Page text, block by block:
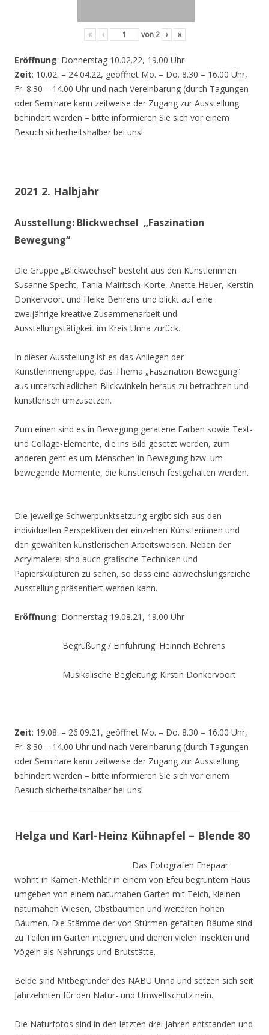
« ‹ von 2 › »
Eröffnung: Donnerstag 10.02.22, 19.00 Uhr
Zeit: 10.02. – 24.04.22, geöffnet Mo. – Do. 8.30 – 16.00 Uhr,
Fr. 8.30 – 14.00 Uhr und nach Vereinbarung (durch Tagungen
oder Seminare kann zeitweise der Zugang zur Ausstellung
behindert werden – bitte informieren Sie sich vor einem
Besuch sicherheitshalber bei uns!
2021 2. Halbjahr
Ausstellung: Blickwechsel „Faszination
Bewegung“
Die Gruppe „Blickwechsel“ besteht aus den Künstlerinnen
Susanne Specht, Tania Mairitsch-Korte, Anette Heuer, Kerstin
Donkervoort und Heike Behrens und blickt auf eine
zweijährige kreative Zusammenarbeit und
Ausstellungstätigkeit im Kreis Unna zurück.
In dieser Ausstellung ist es das Anliegen der
Künstlerinnengruppe, das Thema „Faszination Bewegung“
aus unterschiedlichen Blickwinkeln heraus zu betrachten und
künstlerisch umzusetzen.
Zum einen sind es in Bewegung geratene Farben sowie Text-
und Collage-Elemente, die ins Bild gesetzt werden, zum
anderen geht es um Menschen in Bewegung bzw. um
bewegende Momente, die künstlerisch festgehalten werden.
Die jeweilige Schwerpunktsetzung ergibt sich aus den
individuellen Perspektiven der einzelnen Künstlerinnen und
den gewählten künstlerischen Arbeitsweisen. Neben der
Acrylmalerei sind auch grafische Techniken und
Papierskulpturen zu sehen, so dass eine abwechslungsreiche
Ausstellung präsentiert werden kann.
Eröffnung: Donnerstag 19.08.21, 19.00 Uhr
Begrüßung / Einführung: Heinrich Behrens
Musikalische Begleitung: Kirstin Donkervoort
Zeit: 19.08. – 26.09.21, geöffnet Mo. – Do. 8.30 – 16.00 Uhr,
Fr. 8.30 – 14.00 Uhr und nach Vereinbarung (durch Tagungen
oder Seminare kann zeitweise der Zugang zur Ausstellung
behindert werden – bitte informieren Sie sich vor einem
Besuch sicherheitshalber bei uns!
Helga und Karl-Heinz Kühnapfel – Blende 80
Das Fotografen Ehepaar
wohnt in Kamen-Methler in einem von Efeu begrüntem Haus
umgeben von einem naturnahen Garten mit Teich, kleinen
naturnahen Wiesen, Obstbäumen und weiteren hohen
Bäumen. Die Stämme der von Stürmen gefällten Bäume sind
zu Teilen im Garten integriert und dienen vielen Insekten und
Vögeln als Nahrungs-und Brutstätte.
Beide sind Mitbegründer des NABU Unna und setzen sich seit
Jahrzehnten für den Natur- und Umweltschutz nein.
Die Naturfotos sind in den letzten drei Jahren entstanden und